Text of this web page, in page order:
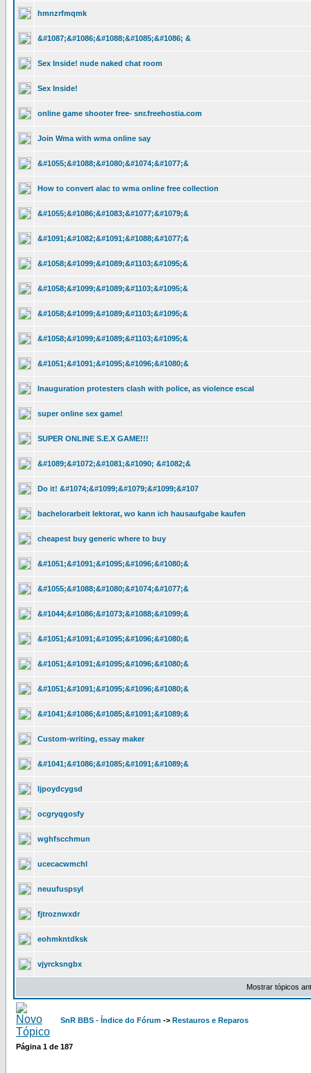
hmnzrfmqmk
&#1087;&#1086;&#1088;&#1085;&#1086; &
Sex Inside! nude naked chat room
Sex Inside!
online game shooter free- snr.freehostia.com
Join Wma with wma online say
&#1055;&#1088;&#1080;&#1074;&#1077;&
How to convert alac to wma online free collection
&#1055;&#1086;&#1083;&#1077;&#1079;&
&#1091;&#1082;&#1091;&#1088;&#1077;&
&#1058;&#1099;&#1089;&#1103;&#1095;&
&#1058;&#1099;&#1089;&#1103;&#1095;&
&#1058;&#1099;&#1089;&#1103;&#1095;&
&#1058;&#1099;&#1089;&#1103;&#1095;&
&#1051;&#1091;&#1095;&#1096;&#1080;&
Inauguration protesters clash with police, as violence escal
super online sex game!
SUPER ONLINE S.E.X GAME!!!
&#1089;&#1072;&#1081;&#1090; &#1082;&
Do it! &#1074;&#1099;&#1079;&#1099;&#107
bachelorarbeit lektorat, wo kann ich hausaufgabe kaufen
cheapest buy generic where to buy
&#1051;&#1091;&#1095;&#1096;&#1080;&
&#1055;&#1088;&#1080;&#1074;&#1077;&
&#1044;&#1086;&#1073;&#1088;&#1099;&
&#1051;&#1091;&#1095;&#1096;&#1080;&
&#1051;&#1091;&#1095;&#1096;&#1080;&
&#1051;&#1091;&#1095;&#1096;&#1080;&
&#1041;&#1086;&#1085;&#1091;&#1089;&
Custom-writing, essay maker
&#1041;&#1086;&#1085;&#1091;&#1089;&
ljpoydcygsd
ocgryqgosfy
wghfscchmun
ucecacwmchl
neuufuspsyl
fjtroznwxdr
eohmkntdksk
vjyrcksngbx
Mostrar tópicos
SnR BBS - Índice do Fórum -> Restauros e Reparos
Página 1 de 187